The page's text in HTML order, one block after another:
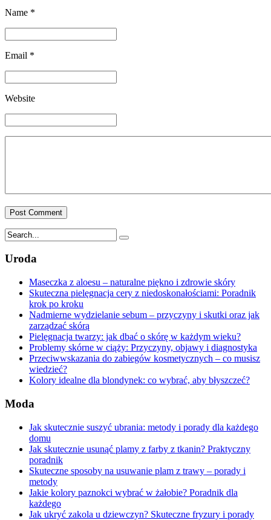
Name *
Email *
Website
Uroda
Maseczka z aloesu – naturalne piękno i zdrowie skóry
Skuteczna pielęgnacja cery z niedoskonałościami: Poradnik
krok po kroku
Nadmierne wydzielanie sebum – przyczyny i skutki oraz jak
zarządzać skórą
Pielęgnacja twarzy: jak dbać o skórę w każdym wieku?
Problemy skórne w ciąży: Przyczyny, objawy i diagnostyka
Przeciwwskazania do zabiegów kosmetycznych – co musisz
wiedzieć?
Kolory idealne dla blondynek: co wybrać, aby błyszczeć?
Moda
Jak skutecznie suszyć ubrania: metody i porady dla każdego
domu
Jak skutecznie usunąć plamy z farby z tkanin? Praktyczny
poradnik
Skuteczne sposoby na usuwanie plam z trawy – porady i
metody
Jakie kolory paznokci wybrać w żałobie? Poradnik dla
każdego
Jak ukryć zakola u dziewczyn? Skuteczne fryzury i porady